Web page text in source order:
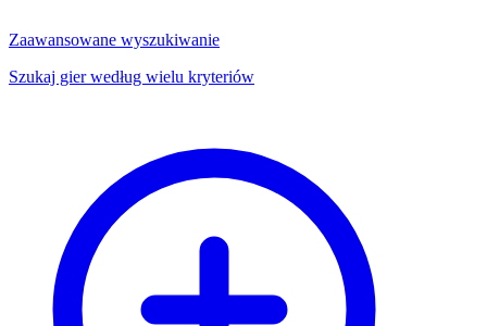
Zaawansowane wyszukiwanie
Szukaj gier według wielu kryteriów